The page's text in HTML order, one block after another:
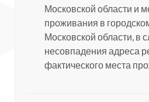
Московской области и
проживания в
Московской области, в
несовпадения адреса
фактического места